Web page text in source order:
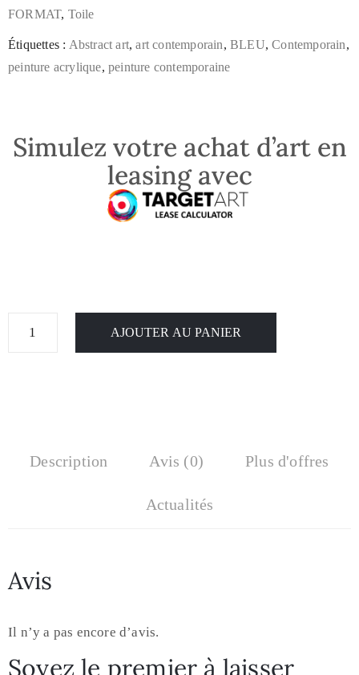
FORMAT, Toile
Étiquettes : Abstract art,art contemporain,BLEU,Contemporain,
peinture acrylique,peinture contemporaine
Simulez votre achat d’art en
leasing avec
AJOUTER AU PANIER
Description Avis (0) Plus d'offres
Actualités
Avis
Il n’y a pas encore d’avis.
Soyez le premier à laisser